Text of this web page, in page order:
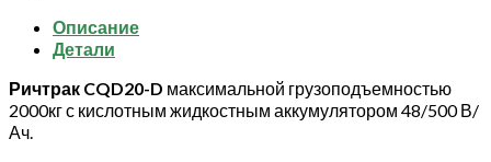
т
11,1
CQD20-
D
Описание
Детали
Ричтрак CQD20-D максимальной грузоподъемностью
2000кг с кислотным жидкостным аккумулятором 48/500 В/
Ач.